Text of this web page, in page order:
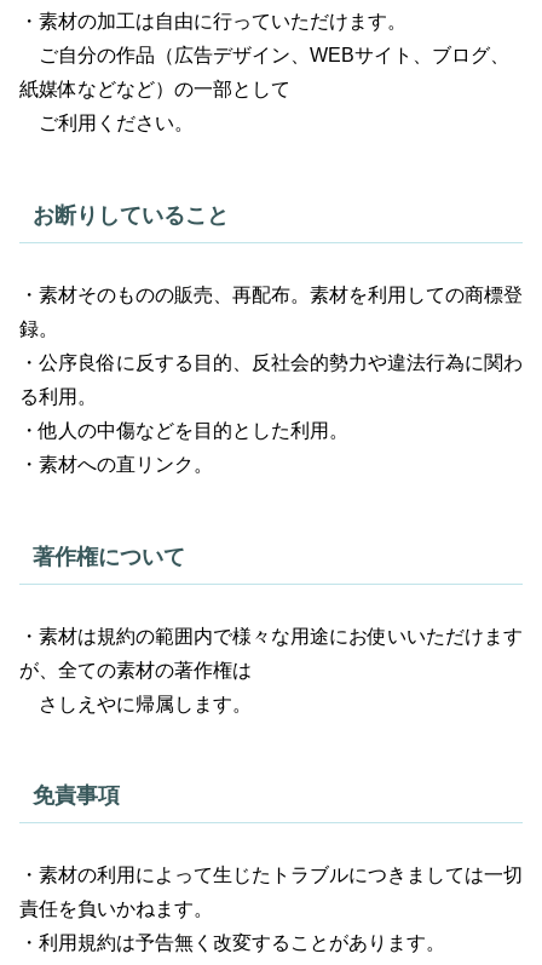
・素材の加工は自由に行っていただけます。
ご自分の作品（広告デザイン、WEBサイト、ブログ、
紙媒体などなど）の一部として
ご利用ください。
お断りしていること
・素材そのものの販売、再配布。素材を利用しての商標登
録。
・公序良俗に反する目的、反社会的勢力や違法行為に関わ
る利用。
・他人の中傷などを目的とした利用。
・素材への直リンク。
著作権について
・素材は規約の範囲内で様々な用途にお使いいただけます
が、全ての素材の著作権は
さしえやに帰属します。
免責事項
・素材の利用によって生じたトラブルにつきましては一切
責任を負いかねます。
・利用規約は予告無く改変することがあります。